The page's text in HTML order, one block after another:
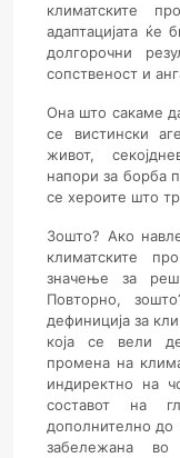
климатските
адаптацијата ќе
долгорочни
сопственост и
Она што сакаме
се вистински
живот,
напори за борба
се хероите што
Зошто? Ако
климатските
значење за
Повторно,
дефиниција за
која се вели
промена на
индиректно на
составот на
дополнително до
забележана во